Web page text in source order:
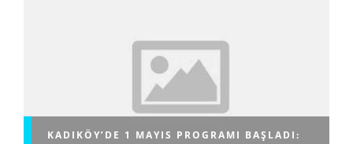
KADIKÖY’DE 1 MAYIS PROGRAMI BAŞLADI: